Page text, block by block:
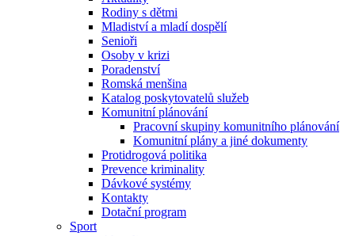
Rodiny s dětmi
Mladiství a mladí dospělí
Senioři
Osoby v krizi
Poradenství
Romská menšina
Katalog poskytovatelů služeb
Komunitní plánování
Pracovní skupiny komunitního plánování
Komunitní plány a jiné dokumenty
Protidrogová politika
Prevence kriminality
Dávkové systémy
Kontakty
Dotační program
Sport